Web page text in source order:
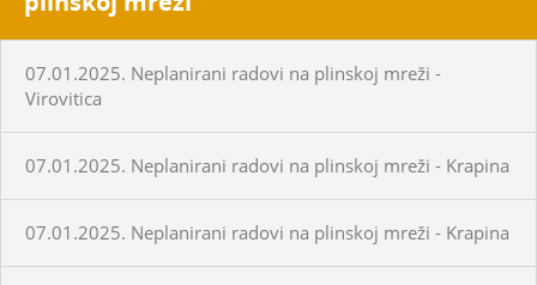
07.01.2025. Neplanirani radovi na plinskoj mreži -
Virovitica
07.01.2025. Neplanirani radovi na plinskoj mreži - Krapina
07.01.2025. Neplanirani radovi na plinskoj mreži - Krapina